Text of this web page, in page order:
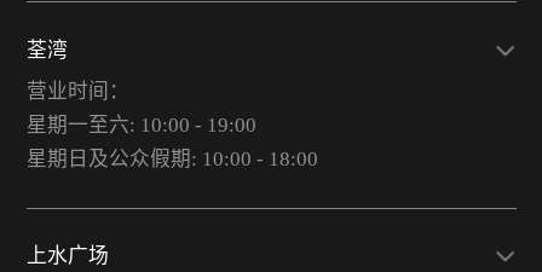
荃湾
营业时间：
星期一至六: 10:00 - 19:00
星期日及公众假期: 10:00 - 18:00
上水广场